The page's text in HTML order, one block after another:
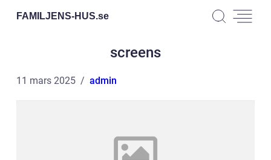
FAMILJENS-HUS.se
screens
11 mars 2025 admin